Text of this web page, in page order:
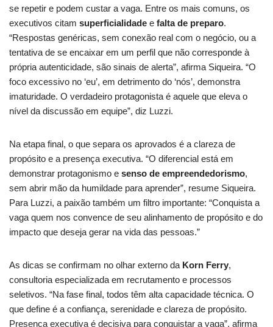
se repetir e podem custar a vaga. Entre os mais comuns, os
executivos citam superficialidade e falta de preparo.
“Respostas genéricas, sem conexão real com o negócio, ou a
tentativa de se encaixar em um perfil que não corresponde à
própria autenticidade, são sinais de alerta”, afirma Siqueira. “O
foco excessivo no ‘eu’, em detrimento do ‘nós’, demonstra
imaturidade. O verdadeiro protagonista é aquele que eleva o
nível da discussão em equipe”, diz Luzzi.
Na etapa final, o que separa os aprovados é a clareza de
propósito e a presença executiva. “O diferencial está em
demonstrar protagonismo e senso de empreendedorismo,
sem abrir mão da humildade para aprender”, resume Siqueira.
Para Luzzi, a paixão também um filtro importante: “Conquista a
vaga quem nos convence de seu alinhamento de propósito e do
impacto que deseja gerar na vida das pessoas.”
As dicas se confirmam no olhar externo da Korn Ferry,
consultoria especializada em recrutamento e processos
seletivos. “Na fase final, todos têm alta capacidade técnica. O
que define é a confiança, serenidade e clareza de propósito.
Presença executiva é decisiva para conquistar a vaga”, afirma